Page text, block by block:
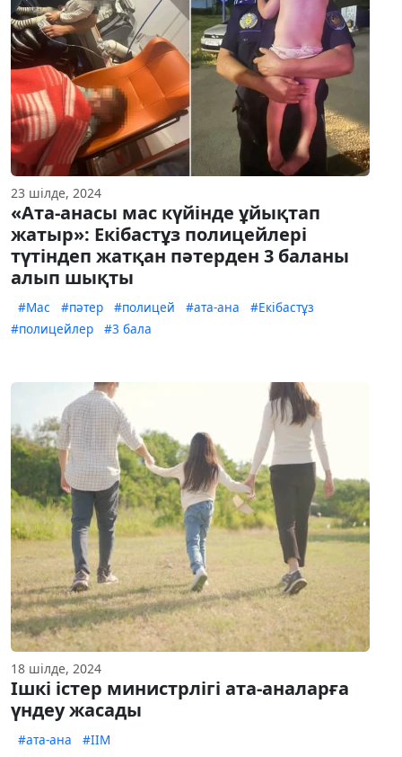
23 шілде, 2024
«Ата-анасы мас күйінде ұйықтап
жатыр»: Екібастұз полицейлері
түтіндеп жатқан пәтерден 3 баланы
алып шықты
#Мас #пәтер #полицей #ата-ана
#Екібастұз
#полицейлер
#3 бала
18 шілде, 2024
Ішкі істер министрлігі ата-аналарға
үндеу жасады
#ата-ана #ІІМ